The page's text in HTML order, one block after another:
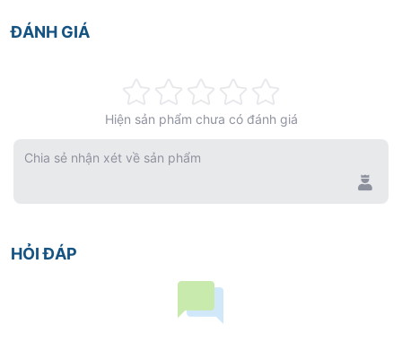
ĐÁNH GIÁ
0%
Hiện sản phẩm chưa có đánh giá
Chia sẻ nhận xét về sản phẩm
HỎI ĐÁP